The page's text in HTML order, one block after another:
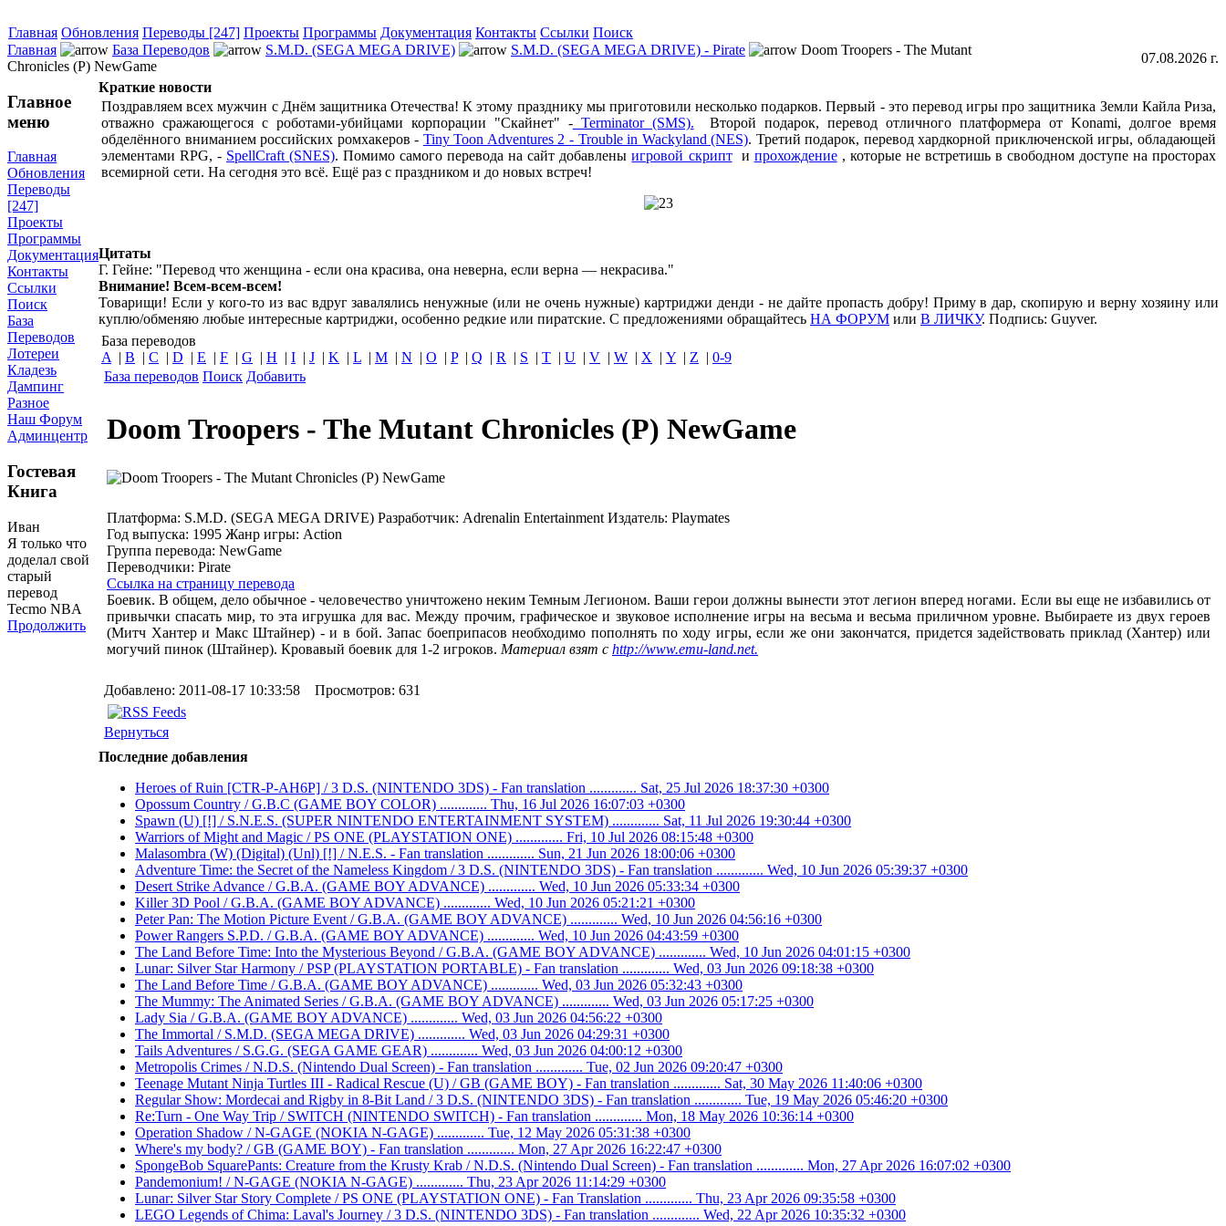
Главная Обновления Переводы [247] Проекты Программы Документация Контакты Ссылки Поиск
Главная
База Переводов S.M.D. (SEGA MEGA DRIVE) S.M.D. (SEGA MEGA DRIVE) - Pirate
Doom Troopers - The Mutant
Chronicles (P) NewGame
07.08.2026 г.
Главное
меню
Главная
Обновления
Переводы
[247]
Проекты
Программы
Документация
Контакты
Ссылки
Поиск
База
Переводов
Лотереи
Кладезь
Дампинг
Разное
Наш Форум
Админцентр
Гостевая
Книга
Иван
Я только что
доделал свой
старый
перевод
Tecmo NBA
Продолжить
Краткие новости
Поздравляем всех мужчин с Днём защитника Отечества! К этому празднику мы приготовили несколько подарков. Первый - это перевод игры про защитника Земли Кайла Риза,
отважно сражающегося с роботами-убийцами корпорации "Скайнет" -Terminator (SMS). Второй подарок, перевод отличного платформера от Konami, долгое время
обделённого вниманием российских ромхакеров - Tiny Toon Adventures 2 - Trouble in Wackyland (NES). Третий подарок, перевод хардкорной приключенской игры, обладающей
элементами RPG, - SpellCraft (SNES). Помимо самого перевода на сайт добавленыигровой скрипти прохождение, которые не встретишь в свободном доступе на просторах
всемирной сети. На сегодня это всё. Ещё раз с праздником и до новых встреч!
Цитаты
Г. Гейне: "Перевод что женщина - если она красива, она неверна, если верна — некрасива."
Внимание! Всем-всем-всем!
Товарищи! Если у кого-то из вас вдруг завалялись ненужные (или не очень нужные) картриджи денди - не дайте пропасть добру! Приму в дар, скопирую и верну хозяину или
куплю/обменяю любые интересные картриджи, особенно редкие или пиратские. С предложениями обращайтесь НА ФОРУМ или В ЛИЧКУ. Подпись: Guyver.
База переводов
A | B | C | D | E | F | G | H | I | J | K | L | M | N | O | P| Q | R | S | T | U | V | W | X | Y | Z | 0-9
База переводов Поиск Добавить
Doom Troopers - The Mutant Chronicles (P) NewGame
Платформа: S.M.D. (SEGA MEGA DRIVE) Разработчик: Adrenalin Entertainment Издатель: Playmates
Год выпуска: 1995 Жанр игры: Action
Группа перевода: NewGame
Переводчики: Pirate
Ссылка на страницу перевода
Боевик. В общем, дело обычное - человечество уничтожено неким Темным Легионом. Ваши герои должны вынести этот легион вперед ногами. Если вы еще не избавились от
привычки спасать мир, то эта игрушка для вас. Между прочим, графическое и звуковое исполнение игры на весьма и весьма приличном уровне. Выбираете из двух героев
(Митч Хантер и Макс Штайнер) - и в бой. Запас боеприпасов необходимо пополнять по ходу игры, если же они закончатся, придется задействовать приклад (Хантер) или
могучий пинок (Штайнер). Кровавый боевик для 1-2 игроков. Материал взят с http://www.emu-land.net.
Добавлено: 2011-08-17 10:33:58 Просмотров: 631
Вернуться
Последние добавления
Heroes of Ruin [CTR-P-AH6P] / 3 D.S. (NINTENDO 3DS) - Fan translation ............. Sat, 25 Jul 2026 18:37:30 +0300
Opossum Country / G.B.C (GAME BOY COLOR) ............. Thu, 16 Jul 2026 16:07:03 +0300
Spawn (U) [!] / S.N.E.S. (SUPER NINTENDO ENTERTAINMENT SYSTEM) ............. Sat, 11 Jul 2026 19:30:44 +0300
Warriors of Might and Magic / PS ONE (PLAYSTATION ONE) ............. Fri, 10 Jul 2026 08:15:48 +0300
Malasombra (W) (Digital) (Unl) [!] / N.E.S. - Fan translation ............. Sun, 21 Jun 2026 18:00:06 +0300
Adventure Time: the Secret of the Nameless Kingdom / 3 D.S. (NINTENDO 3DS) - Fan translation ............. Wed, 10 Jun 2026 05:39:37 +0300
Desert Strike Advance / G.B.A. (GAME BOY ADVANCE) ............. Wed, 10 Jun 2026 05:33:34 +0300
Killer 3D Pool / G.B.A. (GAME BOY ADVANCE) ............. Wed, 10 Jun 2026 05:21:21 +0300
Peter Pan: The Motion Picture Event / G.B.A. (GAME BOY ADVANCE) ............. Wed, 10 Jun 2026 04:56:16 +0300
Power Rangers S.P.D. / G.B.A. (GAME BOY ADVANCE) ............. Wed, 10 Jun 2026 04:43:59 +0300
The Land Before Time: Into the Mysterious Beyond / G.B.A. (GAME BOY ADVANCE) ............. Wed, 10 Jun 2026 04:01:15 +0300
Lunar: Silver Star Harmony / PSP (PLAYSTATION PORTABLE) - Fan translation ............. Wed, 03 Jun 2026 09:18:38 +0300
The Land Before Time / G.B.A. (GAME BOY ADVANCE) ............. Wed, 03 Jun 2026 05:32:43 +0300
The Mummy: The Animated Series / G.B.A. (GAME BOY ADVANCE) ............. Wed, 03 Jun 2026 05:17:25 +0300
Lady Sia / G.B.A. (GAME BOY ADVANCE) ............. Wed, 03 Jun 2026 04:56:22 +0300
The Immortal / S.M.D. (SEGA MEGA DRIVE) ............. Wed, 03 Jun 2026 04:29:31 +0300
Tails Adventures / S.G.G. (SEGA GAME GEAR) ............. Wed, 03 Jun 2026 04:00:12 +0300
Metropolis Crimes / N.D.S. (Nintendo Dual Screen) - Fan translation ............. Tue, 02 Jun 2026 09:20:47 +0300
Teenage Mutant Ninja Turtles III - Radical Rescue (U) / GB (GAME BOY) - Fan translation ............. Sat, 30 May 2026 11:40:06 +0300
Regular Show: Mordecai and Rigby in 8-Bit Land / 3 D.S. (NINTENDO 3DS) - Fan translation ............. Tue, 19 May 2026 05:46:20 +0300
Re:Turn - One Way Trip / SWITCH (NINTENDO SWITCH) - Fan translation ............. Mon, 18 May 2026 10:36:14 +0300
Operation Shadow / N-GAGE (NOKIA N-GAGE) ............. Tue, 12 May 2026 05:31:38 +0300
Where's my body? / GB (GAME BOY) - Fan translation ............. Mon, 27 Apr 2026 16:22:47 +0300
SpongeBob SquarePants: Creature from the Krusty Krab / N.D.S. (Nintendo Dual Screen) - Fan translation ............. Mon, 27 Apr 2026 16:07:02 +0300
Pandemonium! / N-GAGE (NOKIA N-GAGE) ............. Thu, 23 Apr 2026 11:14:29 +0300
Lunar: Silver Star Story Complete / PS ONE (PLAYSTATION ONE) - Fan Translation ............. Thu, 23 Apr 2026 09:35:58 +0300
LEGO Legends of Chima: Laval's Journey / 3 D.S. (NINTENDO 3DS) - Fan translation ............. Wed, 22 Apr 2026 10:35:32 +0300